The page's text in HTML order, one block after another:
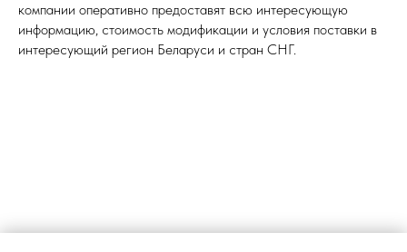
компании оперативно предоставят всю интересующую
информацию, стоимость модификации и условия поставки в
интересующий регион Беларуси и стран СНГ.